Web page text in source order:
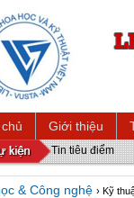
Giới thiệu
Tin tiêu điểm
& Công nghệ › Kỹ